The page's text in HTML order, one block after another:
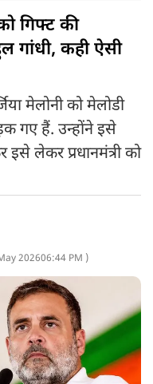
गिफ्ट की
गांधी, कही ऐसी
मेलोनी को मेलोडी
गए हैं. उन्होंने इसे
इसे लेकर प्रधानमंत्री को
202606:44 PM )